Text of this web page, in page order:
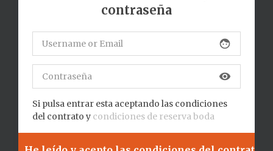
contraseña
face
visibility
Si pulsa entrar esta aceptando las condiciones
del contrato y condiciones de reserva boda